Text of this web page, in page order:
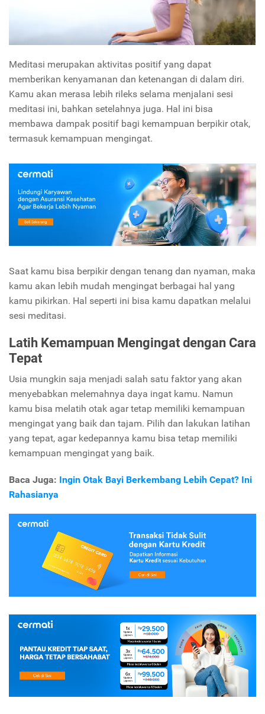
Meditasi merupakan aktivitas positif yang dapat
memberikan kenyamanan dan ketenangan di dalam diri.
Kamu akan merasa lebih rileks selama menjalani sesi
meditasi ini, bahkan setelahnya juga. Hal ini bisa
membawa dampak positif bagi kemampuan berpikir otak,
termasuk kemampuan mengingat.
Saat kamu bisa berpikir dengan tenang dan nyaman, maka
kamu akan lebih mudah mengingat berbagai hal yang
kamu pikirkan. Hal seperti ini bisa kamu dapatkan melalui
sesi meditasi.
Latih Kemampuan Mengingat dengan Cara
Tepat
Usia mungkin saja menjadi salah satu faktor yang akan
menyebabkan melemahnya daya ingat kamu. Namun
kamu bisa melatih otak agar tetap memiliki kemampuan
mengingat yang baik dan tajam. Pilih dan lakukan latihan
yang tepat, agar kedepannya kamu bisa tetap memiliki
kemampuan mengingat yang baik.
Baca Juga: Ingin Otak Bayi Berkembang Lebih Cepat? Ini
Rahasianya